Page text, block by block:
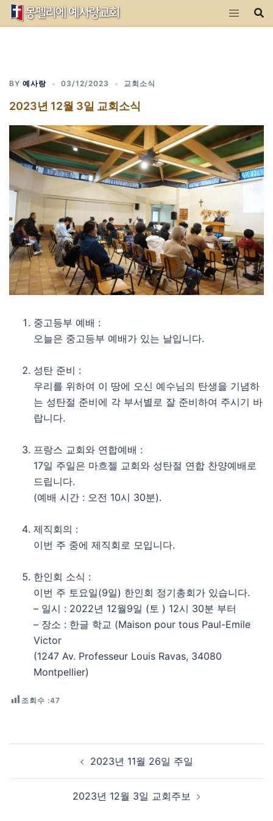
Skip
BY 예사랑 03/12/2023 교회소식
2023년 12월 3일 교회소식
중고등부 예배 :
오늘은 중고등부 예배가 있는 날입니다.
성탄 준비 :
우리를 위하여 이 땅에 오신 예수님의 탄생을 기념하
는 성탄절 준비에 각 부서별로 잘 준비하여 주시기 바
랍니다.
프랑스 교회와 연합예배 :
17일 주일은 마흐젤 교회와 성탄절 연합 찬양예배로
드립니다.
(예배 시간 : 오전 10시 30분).
제직회의 :
이번 주 중에 제직회로 모입니다.
한인회 소식 :
이번 주 토요일(9일) 한인회 정기총회가 있습니다.
– 일시 : 2022년 12월9일 (토 ) 12시 30분 부터
– 장소 : 한글 학교 (Maison pour tous Paul-Emile
Victor
(1247 Av. Professeur Louis Ravas, 34080
Montpellier)
조회수 :47
Post navigation
2023년 11월 26일 주일
2023년 12월 3일 교회주보